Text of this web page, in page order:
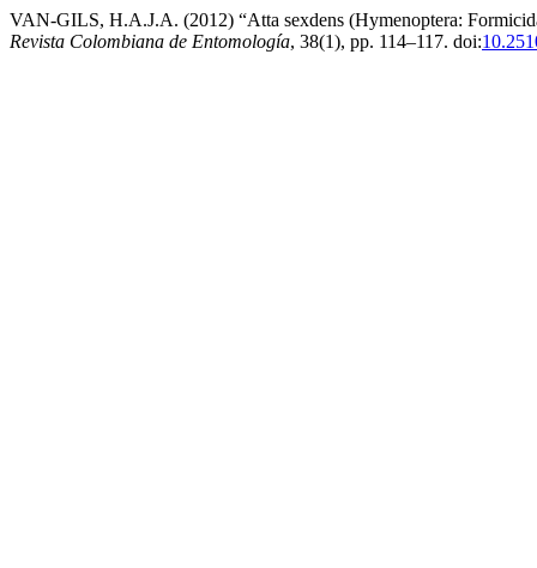
VAN-GILS, H.A.J.A. (2012) “Atta sexdens (Hymenoptera:
Revista Colombiana de Entomología, 38(1), pp. 114–117. doi: